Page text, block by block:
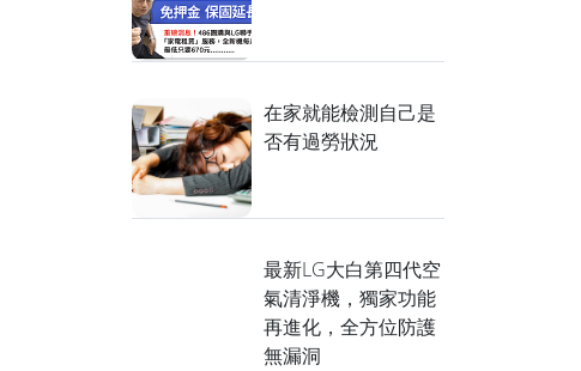
在家就能檢測自己是
否有過勞狀況
最新LG大白第四代空
氣清淨機，獨家功能
再進化，全方位防護
無漏洞